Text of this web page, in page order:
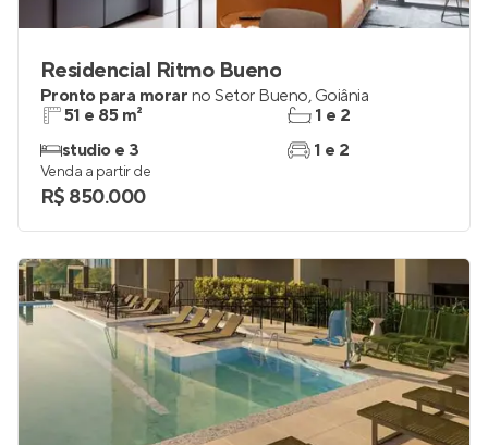
Residencial Ritmo Bueno
Pronto para morar no Setor Bueno, Goiânia
51 e 85 m²
studio e 3
1 e 2
1 e 2
Venda a partir de
R$ 850.000